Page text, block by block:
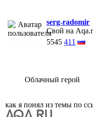
serg-radomir
Свой на
5545 411
Облачный герой
как я понял из темы по